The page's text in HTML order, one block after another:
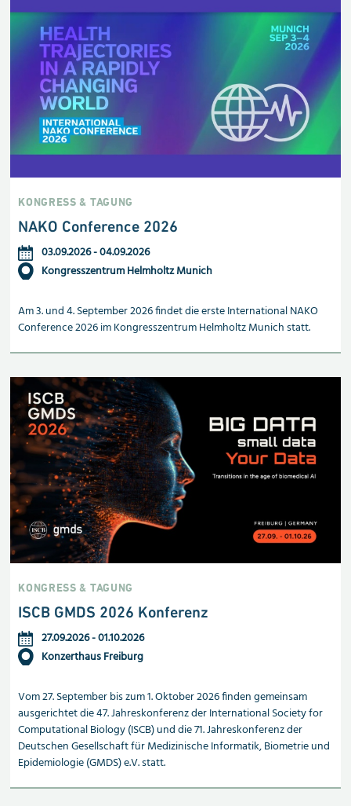
KONGRESS & TAGUNG
NAKO Conference 2026
03.09.2026-04.09.2026
Kongresszentrum Helmholtz Munich
Am 3. und 4. September 2026 findet die erste International NAKO
Conference 2026 im Kongresszentrum Helmholtz Munich statt.
KONGRESS & TAGUNG
ISCB GMDS 2026 Konferenz
27.09.2026-01.10.2026
Konzerthaus Freiburg
Vom 27. September bis zum 1. Oktober 2026 finden gemeinsam
ausgerichtet die 47. Jahreskonferenz der International Society for
Computational Biology (ISCB) und die 71. Jahreskonferenz der
Deutschen Gesellschaft für Medizinische Informatik, Biometrie und
Epidemiologie (GMDS) e.V. statt.